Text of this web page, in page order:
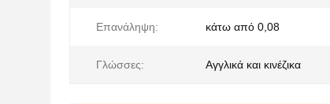
Επανάληψη: κάτω από 0,08
Γλώσσες: Αγγλικά και κινέζικα